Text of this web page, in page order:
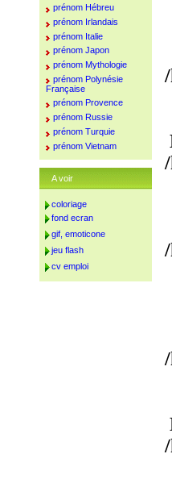
prénom Hébreu
prénom Irlandais
prénom Italie
prénom Japon
prénom Mythologie
prénom Polynésie
Française
prénom Provence
prénom Russie
prénom Turquie
prénom Vietnam
A voir
coloriage
fond ecran
gif, emoticone
jeu flash
cv emploi